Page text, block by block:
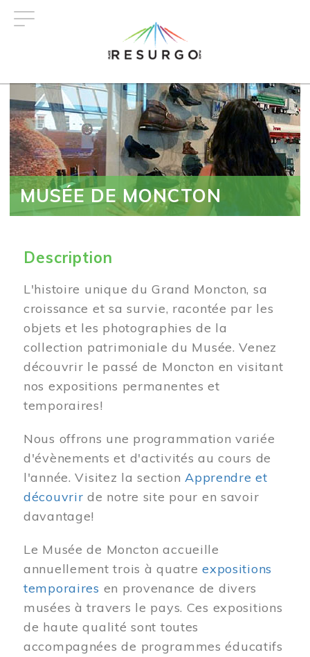
MUSÉE DE MONCTON
Description
L'histoire unique du Grand Moncton, sa
croissance et sa survie, racontée par les
objets et les photographies de la
collection patrimoniale du Musée. Venez
découvrir le passé de Moncton en visitant
nos expositions permanentes et
temporaires!
Nous offrons une programmation variée
d'évènements et d'activités au cours de
l'année. Visitez la sectionApprendre et
découvrir de notre site pour en savoir
davantage!
Le Musée de Moncton accueille
annuellement trois à quatreexpositions
temporaires en provenance de divers
musées à travers le pays. Ces expositions
de haute qualité sont toutes
accompagnées de programmes éducatifs